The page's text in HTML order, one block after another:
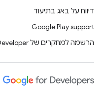
דיווח על באג בתיעוד
Google Play support
הרשמה למחקרים של Android Developer